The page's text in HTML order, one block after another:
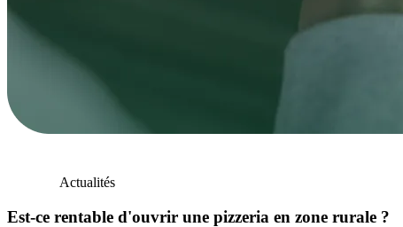
Actualités
Est-ce rentable d'ouvrir une pizzeria en zone rurale ?